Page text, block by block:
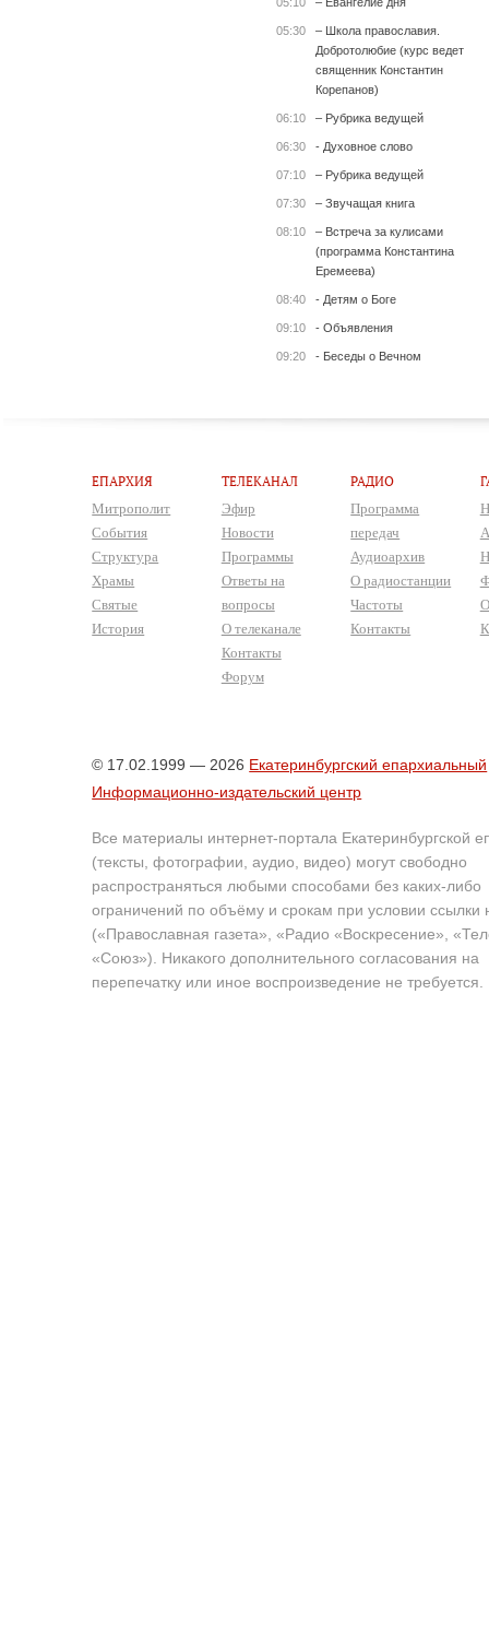
05:30
– Школа православия.
Добротолюбие (курс ведет
священник Константин
Корепанов)
06:10 – Рубрика ведущей
06:30 - Духовное слово
07:10 – Рубрика ведущей
07:30 – Звучащая книга
08:10
– Встреча за кулисами
(программа Константина
Еремеева)
08:40 - Детям о Боге
09:10 - Объявления
09:20 - Беседы о Вечном
ЕПАРХИЯ
Митрополит
События
Структура
Храмы
Святые
История
ТЕЛЕКАНАЛ
Эфир
Новости
Программы
Ответы на
вопросы
О телеканале
Контакты
Форум
РАДИО
Программа
передач
Аудиоархив
О радиостанции
Частоты
Контакты
© 17.02.1999 — 2026 Екатеринбургский епархиальный
Информационно-издательский центр
Все материалы интернет-портала Екатеринбургской
(тексты, фотографии, аудио, видео) могут свободно
распространяться любыми способами без каких-либо
ограничений по объёму и срокам при условии ссылки
(«Православная газета», «Радио «Воскресение»,
«Союз»). Никакого дополнительного согласования на
перепечатку или иное воспроизведение не требуется.